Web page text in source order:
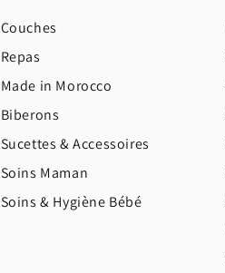
Couches
Repas
Made in Morocco
Biberons
Sucettes & Accessoires
Soins Maman
Soins & Hygiène Bébé